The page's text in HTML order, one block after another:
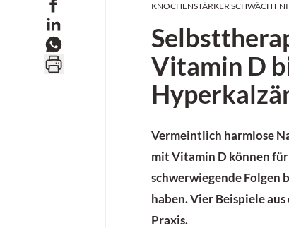
KNOCHENSTÄRKER SCHWÄCHT
Vitamin D
Vermeintlich harmlose
mit Vitamin D können
schwerwiegende Folgen
haben. Vier Beispiele
Praxis.